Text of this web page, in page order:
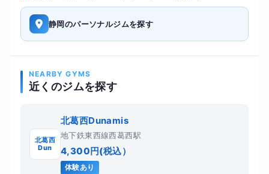
静岡のパーソナルジムを探す
NEARBY GYMS
近くのジムを探す
北葛西
Dun
北葛西Dunamis
地下鉄東西線西葛西駅
4,300円(税込）
体験あり